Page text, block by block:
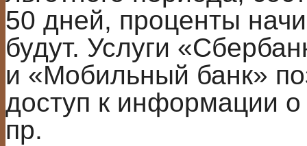
50 дней, проценты
будут. Услуги
и «Мобильный банк»
доступ к информации
пр.